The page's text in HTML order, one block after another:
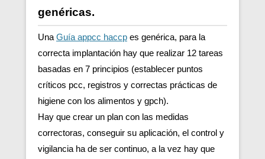
genéricas.
Una Guía appcc haccp es genérica, para la
correcta implantación hay que realizar 12 tareas
basadas en 7 principios (establecer puntos
críticos pcc, registros y correctas prácticas de
higiene con los alimentos y gpch).
Hay que crear un plan con las medidas
correctoras, conseguir su aplicación, el control y
vigilancia ha de ser continuo, a la vez hay que